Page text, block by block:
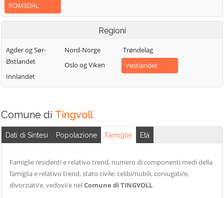
ROMSDAL
Regioni
Agder og Sør-
Østlandet
Innlandet
Nord-Norge
Oslo og Viken
Trøndelag
Vestlandet
Comune di Tingvoll
Dati di Sintesi Popolazione Famiglie Età
Famiglie residenti e relativo trend, numero di componenti medi della
famiglia e relativo trend, stato civile: celibi/nubili, coniugati/e,
divorziati/e, vedovi/e nelComune di TINGVOLL